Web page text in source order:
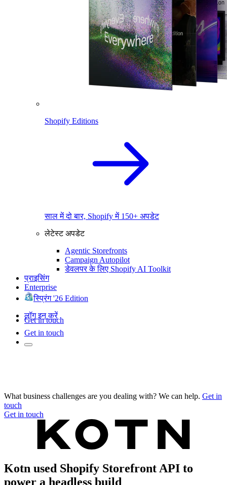
Shopify Editions
साल में दो बार, Shopify में 150+ अपडेट
लेटेस्ट अपडेट
Agentic Storefronts
Campaign Autopilot
डेवलपर के लिए Shopify AI Toolkit
प्राइसिंग
Enterprise
स्प्रिंग '26 Edition
लॉग इन करें
Get in touch
Get in touch
What business challenges are you dealing with? We can help. Get in
touch
Get in touch
Kotn used Shopify Storefront API to
power a headless build